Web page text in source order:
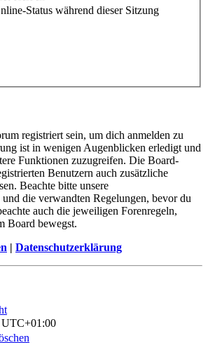
Status während dieser Sitzung
registriert sein, um dich anmelden zu
ist in wenigen Augenblicken erledigt und
Funktionen zuzugreifen. Die Board-
Benutzern auch zusätzliche
Beachte bitte unsere
die verwandten Regelungen, bevor du
auch die jeweiligen Forenregeln,
Board bewegst.
| Datenschutzerklärung
UTC+01:00